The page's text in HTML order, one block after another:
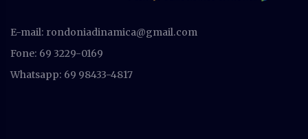
E-mail: rondoniadinamica@gmail.com
Fone: 69 3229-0169
Whatsapp: 69 98433-4817